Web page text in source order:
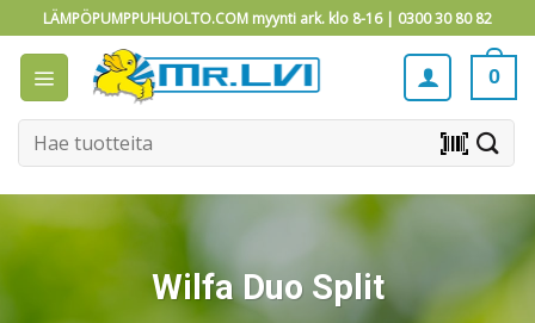
to
content
LÄMPÖPUMPPUHUOLTO.COM myynti ark. klo 8-16 | 0300 30 80 82
0
Etsi: barcode_scanner
Wilfa Duo Split